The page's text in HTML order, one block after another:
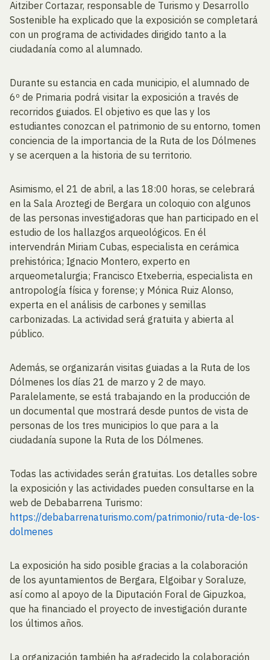
Aitziber Cortazar, responsable de Turismo y Desarrollo
Sostenible ha explicado que la exposición se completará
con un programa de actividades dirigido tanto a la
ciudadanía como al alumnado.
Durante su estancia en cada municipio, el alumnado de
6º de Primaria podrá visitar la exposición a través de
recorridos guiados. El objetivo es que las y los
estudiantes conozcan el patrimonio de su entorno, tomen
conciencia de la importancia de la Ruta de los Dólmenes
y se acerquen a la historia de su territorio.
Asimismo, el 21 de abril, a las 18:00 horas, se celebrará
en la Sala Aroztegi de Bergara un coloquio con algunos
de las personas investigadoras que han participado en el
estudio de los hallazgos arqueológicos. En él
intervendrán Miriam Cubas, especialista en cerámica
prehistórica; Ignacio Montero, experto en
arqueometalurgia; Francisco Etxeberria, especialista en
antropología física y forense; y Mónica Ruiz Alonso,
experta en el análisis de carbones y semillas
carbonizadas. La actividad será gratuita y abierta al
público.
Además, se organizarán visitas guiadas a la Ruta de los
Dólmenes los días 21 de marzo y 2 de mayo.
Paralelamente, se está trabajando en la producción de
un documental que mostrará desde puntos de vista de
personas de los tres municipios lo que para a la
ciudadanía supone la Ruta de los Dólmenes.
Todas las actividades serán gratuitas. Los detalles sobre
la exposición y las actividades pueden consultarse en la
web de Debabarrena Turismo:
https://debabarrenaturismo.com/patrimonio/ruta-de-los-
dolmenes
La exposición ha sido posible gracias a la colaboración
de los ayuntamientos de Bergara, Elgoibar y Soraluze,
así como al apoyo de la Diputación Foral de Gipuzkoa,
que ha financiado el proyecto de investigación durante
los últimos años.
La organización también ha agradecido la colaboración